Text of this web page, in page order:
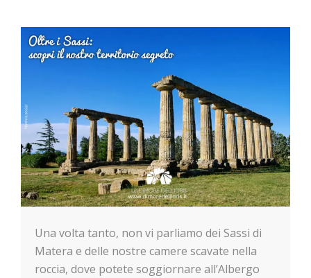
Una volta tanto, non vi parliamo dei Sassi di
Matera e delle nostre camere scavate nella
roccia, dove potete soggiornare all’Albergo